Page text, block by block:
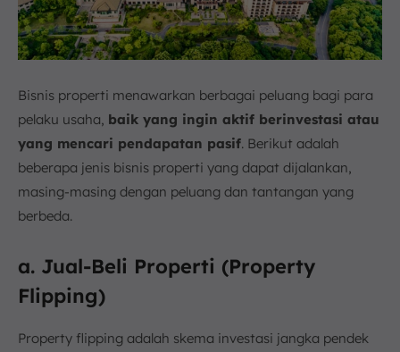
Bisnis properti menawarkan berbagai peluang bagi para
pelaku usaha, baik yang ingin aktif berinvestasi atau
yang mencari pendapatan pasif. Berikut adalah
beberapa jenis bisnis properti yang dapat dijalankan,
masing-masing dengan peluang dan tantangan yang
berbeda.
a. Jual-Beli Properti (Property
Flipping)
Property flipping adalah skema investasi jangka pendek